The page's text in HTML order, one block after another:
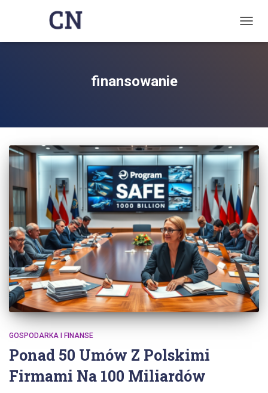
finansowanie
GOSPODARKA I FINANSE
Ponad 50 Umów Z Polskimi
Firmami Na 100 Miliardów